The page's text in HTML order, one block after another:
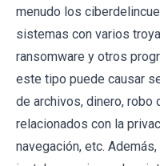
menudo los
sistemas con varios
ransomware y otros
este tipo puede causar
de archivos, dinero, robo
relacionados con la
navegación, etc.